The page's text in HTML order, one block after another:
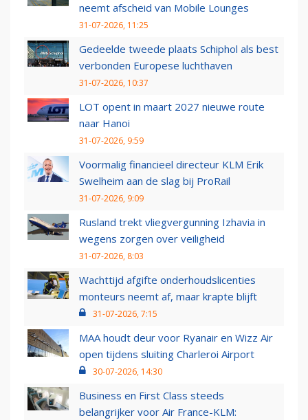
neemt afscheid van Mobile Lounges
31-07-2026, 11:25
Gedeelde tweede plaats Schiphol als best
verbonden Europese luchthaven
31-07-2026, 10:37
LOT opent in maart 2027 nieuwe route
naar Hanoi
31-07-2026, 9:59
Voormalig financieel directeur KLM Erik
Swelheim aan de slag bij ProRail
31-07-2026, 9:09
Rusland trekt vliegvergunning Izhavia in
wegens zorgen over veiligheid
31-07-2026, 8:03
Wachttijd afgifte onderhoudslicenties
monteurs neemt af, maar krapte blijft
31-07-2026, 7:15
MAA houdt deur voor Ryanair en Wizz Air
open tijdens sluiting Charleroi Airport
30-07-2026, 14:30
Business en First Class steeds
belangrijker voor Air France-KLM: